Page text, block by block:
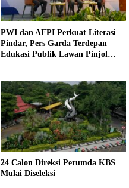
PWI dan AFPI Perkuat Literasi
Pindar, Pers Garda Terdepan
Edukasi Publik Lawan Pinjol
24 Calon Direksi Perumda KBS
Mulai Diseleksi